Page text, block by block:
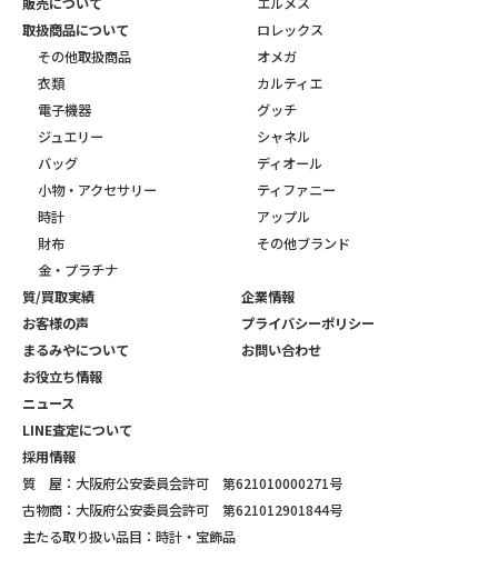
取扱商品について
その他取扱商品
衣類
電子機器
ジュエリー
バッグ
小物・アクセサリー
時計
財布
金・プラチナ
ロレックス
オメガ
カルティエ
グッチ
シャネル
ディオール
ティファニー
アップル
その他ブランド
質/買取実績
お客様の声
まるみやについて
お役立ち情報
ニュース
LINE査定について
採用情報
企業情報
プライバシーポリシー
お問い合わせ
質 屋：大阪府公安委員会許可 第621010000271号
古物商：大阪府公安委員会許可 第621012901844号
主たる取り扱い品目：時計・宝飾品